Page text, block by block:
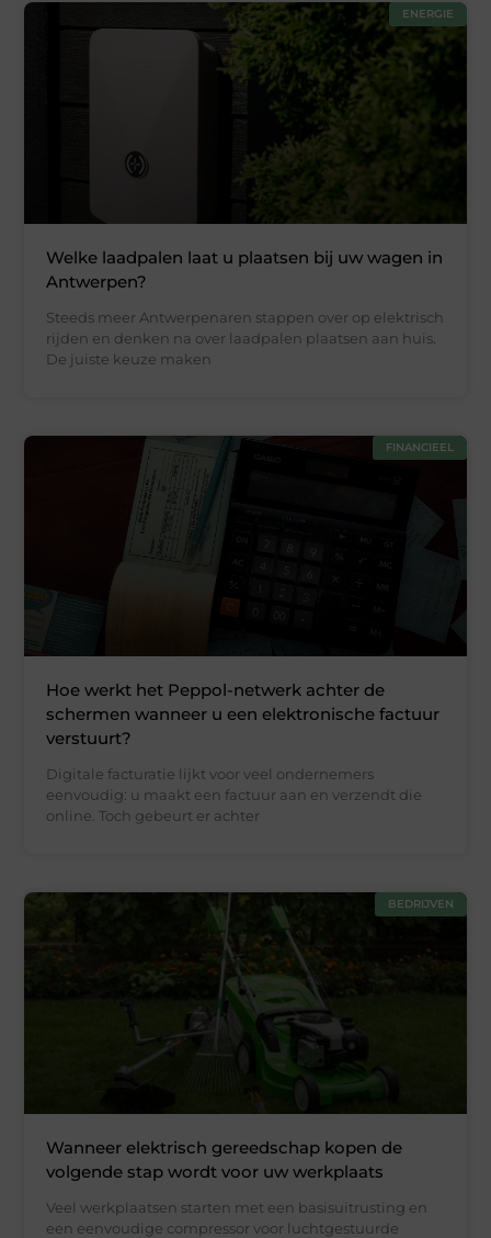
ENERGIE
Welke laadpalen laat u plaatsen bij uw wagen in
Antwerpen?
Steeds meer Antwerpenaren stappen over op elektrisch
rijden en denken na over laadpalen plaatsen aan huis.
De juiste keuze maken
FINANCIEEL
Hoe werkt het Peppol-netwerk achter de
schermen wanneer u een elektronische factuur
verstuurt?
Digitale facturatie lijkt voor veel ondernemers
eenvoudig: u maakt een factuur aan en verzendt die
online. Toch gebeurt er achter
BEDRIJVEN
Wanneer elektrisch gereedschap kopen de
volgende stap wordt voor uw werkplaats
Veel werkplaatsen starten met een basisuitrusting en
een eenvoudige compressor voor luchtgestuurde